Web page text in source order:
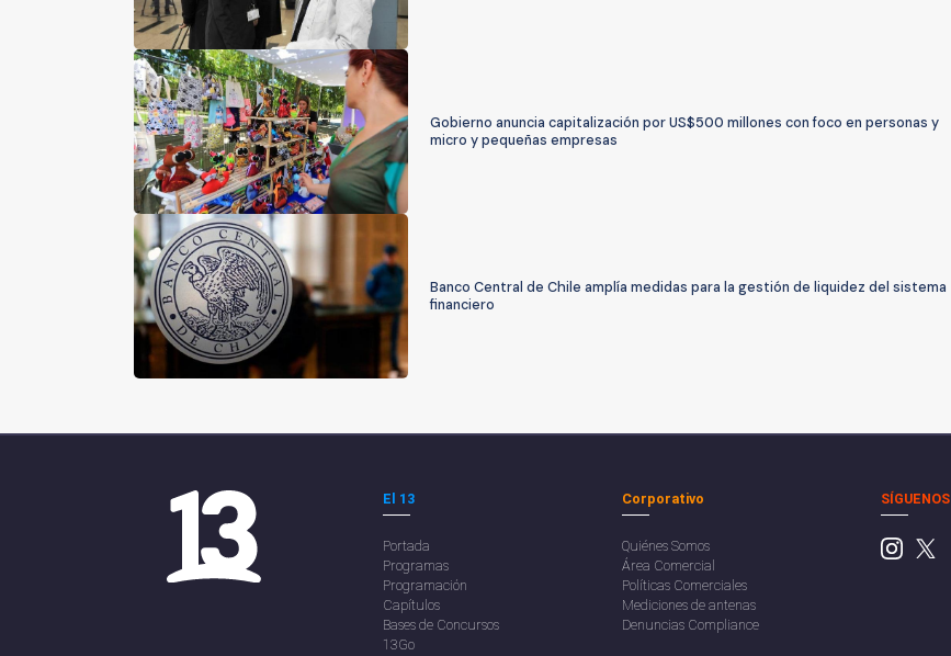
Gobierno anuncia capitalización por US$500 millones con foco en personas y
micro y pequeñas empresas
Banco Central de Chile amplía medidas para la gestión de liquidez del sistema
financiero
El 13
Portada
Programas
Programación
Capítulos
Bases de Concursos
13Go
Corporativo
Quiénes Somos
Área Comercial
Políticas Comerciales
Mediciones de antenas
Denuncias Compliance
SÍGUENOS